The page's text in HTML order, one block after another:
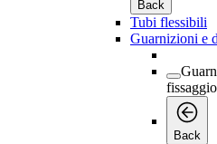
Back
Tubi flessibili
Guarnizioni e
fissaggio
Back